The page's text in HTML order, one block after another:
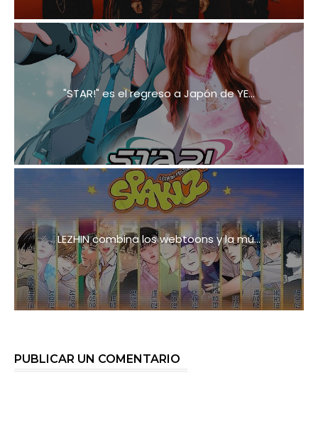
"STAR!" es el regreso a Japón de YE...
LEZHIN combina los webtoons y la mú...
PUBLICAR UN COMENTARIO